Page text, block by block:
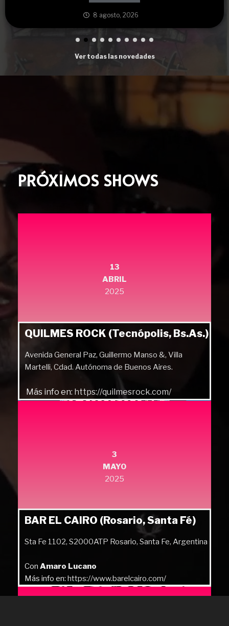
8 agosto, 2026
Ver todas las novedades
PRÓXIMOS SHOWS
13
ABRIL
2025
QUILMES ROCK (Tecnópolis, Bs.As.)
Avenida General Paz, Guillermo Manso &, Villa
Martelli, Cdad. Autónoma de Buenos Aires.
Más info en: https://quilmesrock.com/
3
MAYO
2025
BAR EL CAIRO (Rosario, Santa Fé)
Sta Fe 1102, S2000ATP Rosario, Santa Fe, Argentina
Con Amaro Lucano
Más info en: https://www.barelcairo.com/